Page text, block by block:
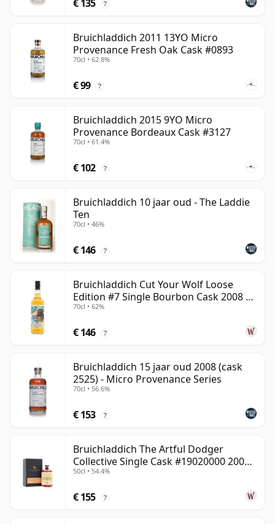
€ 135 ?
Bruichladdich 2011 13YO Micro
Provenance Fresh Oak Cask #0893
70cl • 62.8%
€ 99 ?
Bruichladdich 2015 9YO Micro
Provenance Bordeaux Cask #3127
70cl • 61.4%
€ 102 ?
Bruichladdich 10 jaar oud - The Laddie
Ten
70cl • 46%
€ 146 ?
Bruichladdich Cut Your Wolf Loose
Edition #7 Single Bourbon Cask 2008 14
jaar oud
70cl • 62%
€ 146 ?
Bruichladdich 15 jaar oud 2008 (cask
2525) - Micro Provenance Series
70cl • 56.6%
€ 153 ?
Bruichladdich The Artful Dodger
Collective Single Cask #19020000 2001
22 jaar oud
50cl • 54.4%
€ 155 ?